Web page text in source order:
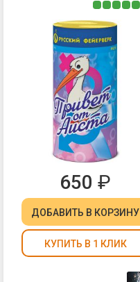
650 ₽
ДОБАВИТЬ В КОРЗИНУ
КУПИТЬ В 1 КЛИК